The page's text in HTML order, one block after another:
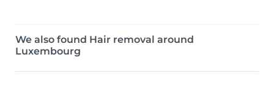
We also found Hair removal around
Luxembourg